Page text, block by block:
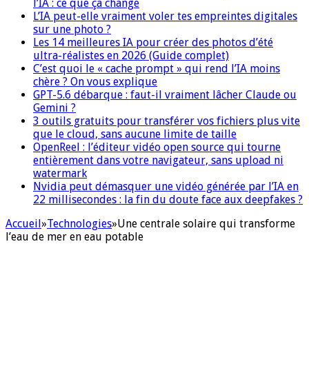
l’IA : ce que ça change
L’IA peut-elle vraiment voler tes empreintes digitales
sur une photo ?
Les 14 meilleures IA pour créer des photos d’été
ultra-réalistes en 2026 (Guide complet)
C’est quoi le « cache prompt » qui rend l’IA moins
chère ? On vous explique
GPT-5.6 débarque : faut-il vraiment lâcher Claude ou
Gemini ?
3 outils gratuits pour transférer vos fichiers plus vite
que le cloud, sans aucune limite de taille
OpenReel : l’éditeur vidéo open source qui tourne
entièrement dans votre navigateur, sans upload ni
watermark
Nvidia peut démasquer une vidéo générée par l’IA en
22 millisecondes : la fin du doute face aux deepfakes ?
Accueil»Technologies»Une centrale solaire qui transforme
l’eau de mer en eau potable